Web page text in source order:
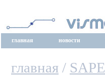
главная новости
главная / SAPE